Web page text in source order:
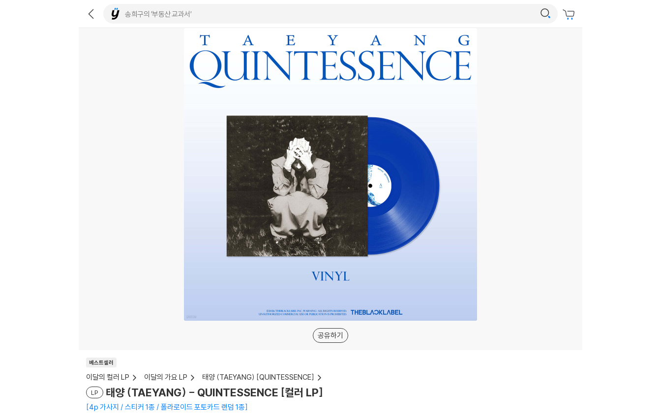
공유하기
베스트셀러
이달의 컬러 LP 이달의 가요 LP 태양 (TAEYANG) [QUINTESSENCE]
LP 태양 (TAEYANG) - QUINTESSENCE [컬러 LP]
4p 가사지 / 스티커 1종 / 폴라로이드 포토카드 랜덤 1종